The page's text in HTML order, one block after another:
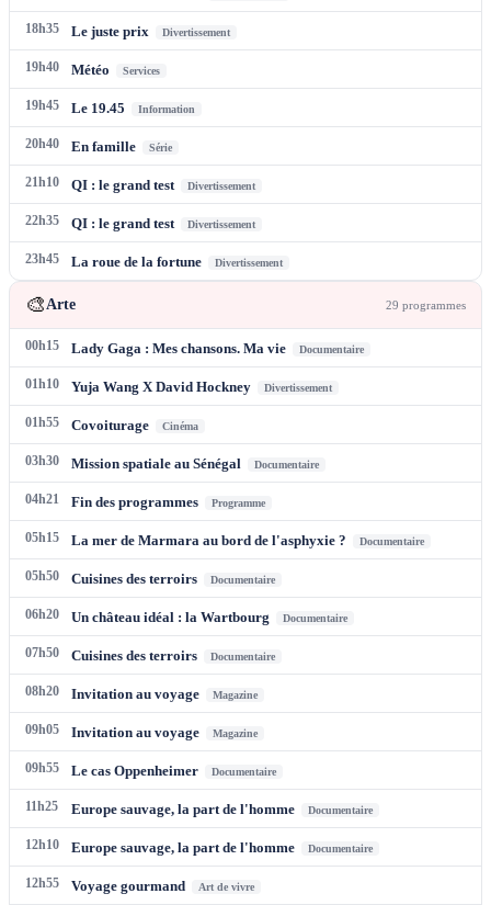
18h35 Le juste prix Divertissement
19h40 Météo Services
19h45 Le 19.45 Information
20h40 En famille Série
21h10 QI : le grand test Divertissement
22h35 QI : le grand test Divertissement
23h45 La roue de la fortune Divertissement
🎨Arte 29 programmes
00h15 Lady Gaga : Mes chansons. Ma vie Documentaire
01h10 Yuja Wang X David Hockney Divertissement
01h55 Covoiturage Cinéma
03h30 Mission spatiale au Sénégal Documentaire
04h21 Fin des programmes Programme
05h15 La mer de Marmara au bord de l'asphyxie ? Documentaire
05h50 Cuisines des terroirs Documentaire
06h20 Un château idéal : la Wartbourg Documentaire
07h50 Cuisines des terroirs Documentaire
08h20 Invitation au voyage Magazine
09h05 Invitation au voyage Magazine
09h55 Le cas Oppenheimer Documentaire
11h25 Europe sauvage, la part de l'homme Documentaire
12h10 Europe sauvage, la part de l'homme Documentaire
12h55 Voyage gourmand Art de vivre